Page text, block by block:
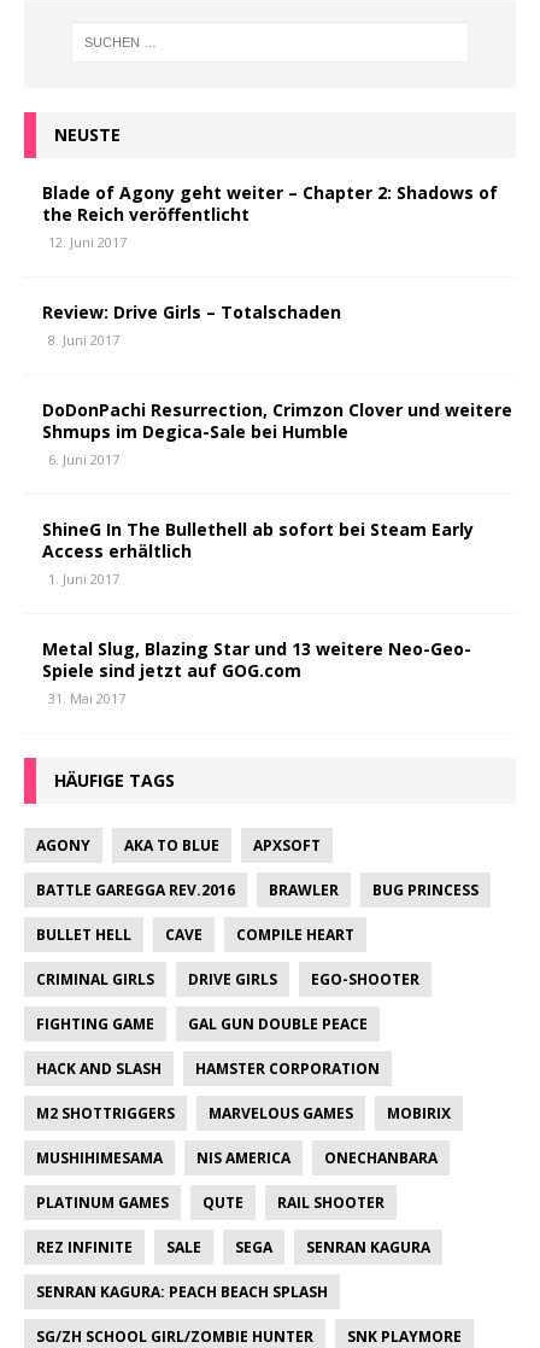
NEUSTE
Blade of Agony geht weiter – Chapter 2: Shadows of
the Reich veröffentlicht
12. Juni 2017
Review: Drive Girls – Totalschaden
8. Juni 2017
DoDonPachi Resurrection, Crimzon Clover und weitere
Shmups im Degica-Sale bei Humble
6. Juni 2017
ShineG In The Bullethell ab sofort bei Steam Early
Access erhältlich
1. Juni 2017
Metal Slug, Blazing Star und 13 weitere Neo-Geo-
Spiele sind jetzt auf GOG.com
31. Mai 2017
HÄUFIGE TAGS
AGONY AKA TO BLUE APXSOFT
BATTLE GAREGGA REV.2016 BRAWLER BUG PRINCESS
BULLET HELL CAVE COMPILE HEART
CRIMINAL GIRLS DRIVE GIRLS EGO-SHOOTER
FIGHTING GAME GAL GUN DOUBLE PEACE
HACK AND SLASH HAMSTER CORPORATION
M2 SHOTTRIGGERS MARVELOUS GAMES MOBIRIX
MUSHIHIMESAMA NIS AMERICA ONECHANBARA
PLATINUM GAMES QUTE RAIL SHOOTER
REZ INFINITE SALE SEGA SENRAN KAGURA
SENRAN KAGURA: PEACH BEACH SPLASH
SG/ZH SCHOOL GIRL/ZOMBIE HUNTER SNK PLAYMORE